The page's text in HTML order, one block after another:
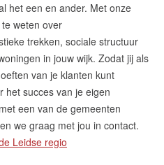
het een en ander. Met onze
weten over
trekken, sociale structuur
in jouw wijk. Zodat jij als
van je klanten kunt
het succes van je eigen
een van de gemeenten
we graag met jou in contact.
Leidse regio